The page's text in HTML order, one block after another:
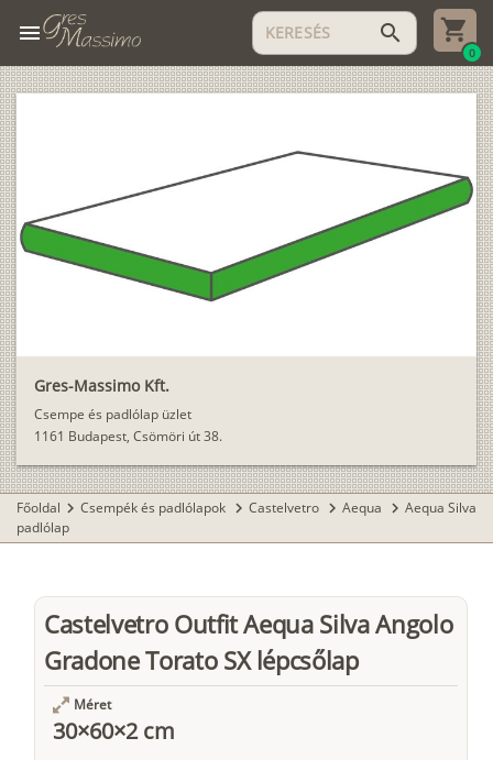
menu search
0
Gres-Massimo Kft.
Csempe és padlólap üzlet
1161 Budapest, Csömöri út 38.
Főoldal chevron_right Csempék és padlólapok chevron_right Castelvetro chevron_right Aequa chevron_right Aequa Silva
padlólap
Castelvetro Outfit Aequa Silva Angolo
Gradone Torato SX lépcsőlap
Méret
30×60×2 cm